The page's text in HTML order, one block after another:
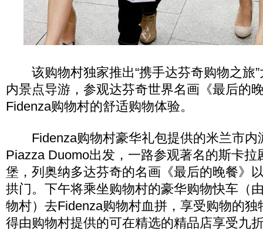
该购物村独家推出“携手达芬奇购物之旅”
内景点导游，参观达芬奇世界名画《最后的
Fidenza购物村的舒适购物体验。
Fidenza购物村豪华礼包提供的米兰市内
Piazza Duomo出发，一路参观著名的斯卡拉
堡，列奥纳多达芬奇的名画《最后的晚餐》
拱门。下午将乘坐购物村的豪华购物快车（
物村）去Fidenza购物村血拼，享受购物的
得由购物村提供的可在精选的精品店享受九